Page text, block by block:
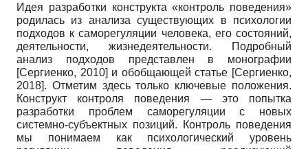
Идея разработки конструкта «контроль поведения»
родилась из анализа существующих в психологии
подходов к саморегуляции человека, его состояний,
деятельности, жизнедеятельности. Подробный
анализ подходов представлен в монографии
[Сергиенко, 2010] и обобщающей статье [Сергиенко,
2018]. Отметим здесь только ключевые положения.
Конструкт контроля поведения — это попытка
разработки проблем саморегуляции с новых
системно-субъектных позиций. Контроль поведения
мы понимаем как психологический уровень